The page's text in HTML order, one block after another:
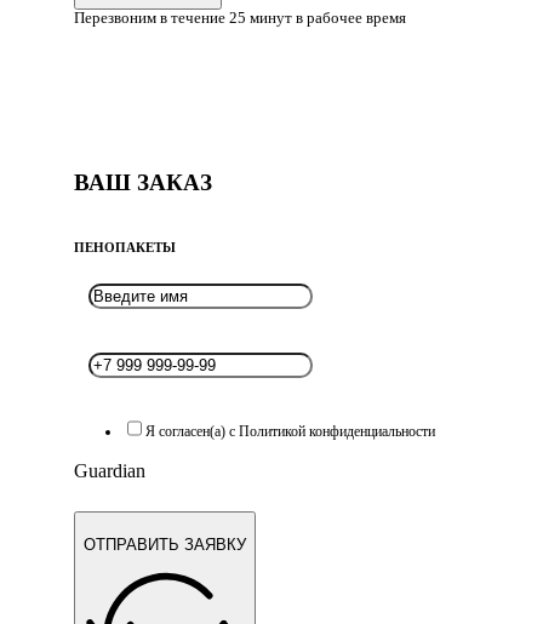
Перезвоним в течение 25 минут в рабочее время
ВАШ ЗАКАЗ
ПЕНОПАКЕТЫ
Я согласен(а) с Политикой конфиденциальности
Guardian
ОТПРАВИТЬ ЗАЯВКУ